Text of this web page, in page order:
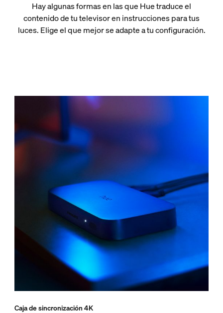
Hay algunas formas en las que Hue traduce el
contenido de tu televisor en instrucciones para tus
luces. Elige el que mejor se adapte a tu configuración.
Caja de sincronización 4K